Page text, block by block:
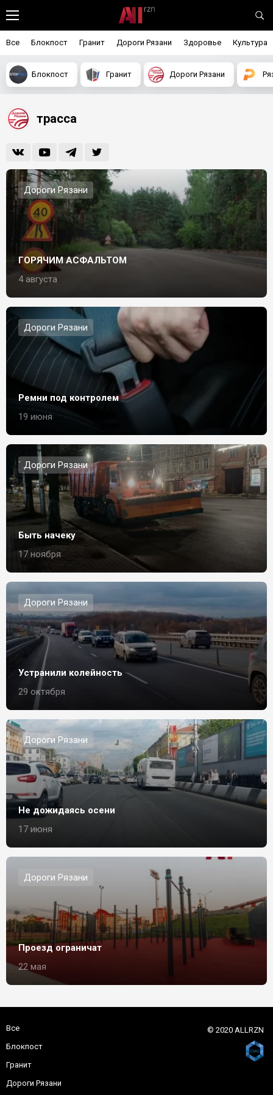
Все Блокпост Гранит Дороги Рязани Здоровье Культура
Блокпост Гранит Дороги Рязани
трасса
Дороги Рязани
ГОРЯЧИМ АСФАЛЬТОМ
4 августа
Дороги Рязани
Ремни под контролем
19 июня
Дороги Рязани
Быть начеку
17 ноября
Дороги Рязани
Устранили колейность
29 октября
Дороги Рязани
Не дожидаясь осени
17 июня
Дороги Рязани
Проезд ограничат
22 мая
Все
Блокпост
Гранит
Дороги Рязани
© 2020 ALLRZN